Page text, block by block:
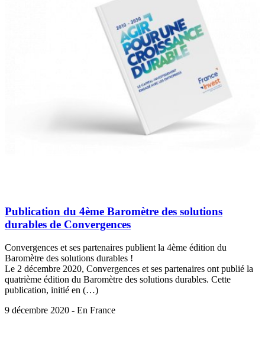
Publication du 4ème Baromètre des solutions
durables de Convergences
Convergences et ses partenaires publient la 4ème édition du
Baromètre des solutions durables !
Le 2 décembre 2020, Convergences et ses partenaires ont publié la
quatrième édition du Baromètre des solutions durables. Cette
publication, initié en (…)
9 décembre 2020 - En France